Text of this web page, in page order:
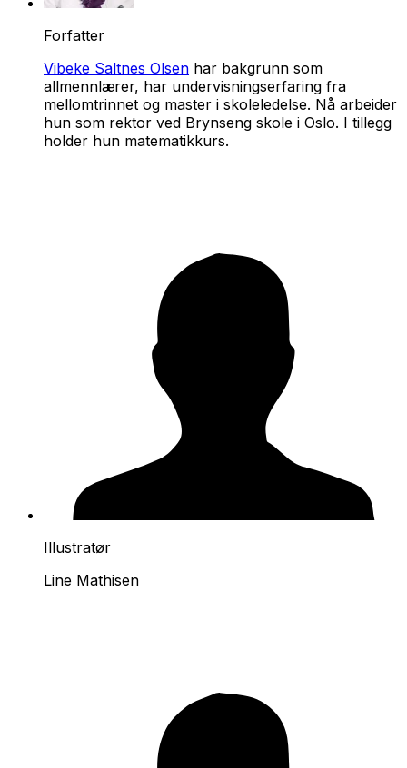
Forfatter
Vibeke Saltnes Olsen har bakgrunn som
allmennlærer, har undervisningserfaring fra
mellomtrinnet og master i skoleledelse. Nå arbeider
hun som rektor ved Brynseng skole i Oslo. I tillegg
holder hun matematikkurs.
Illustratør
Line Mathisen